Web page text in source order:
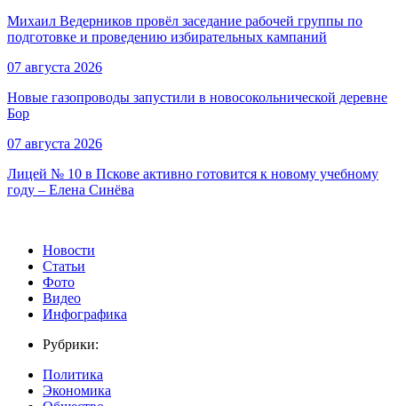
Михаил Ведерников провёл заседание рабочей группы по
подготовке и проведению избирательных кампаний
07 августа 2026
Новые газопроводы запустили в новосокольнической деревне
Бор
07 августа 2026
Лицей № 10 в Пскове активно готовится к новому учебному
году – Елена Синёва
Новости
Статьи
Фото
Видео
Инфографика
Рубрики:
Политика
Экономика